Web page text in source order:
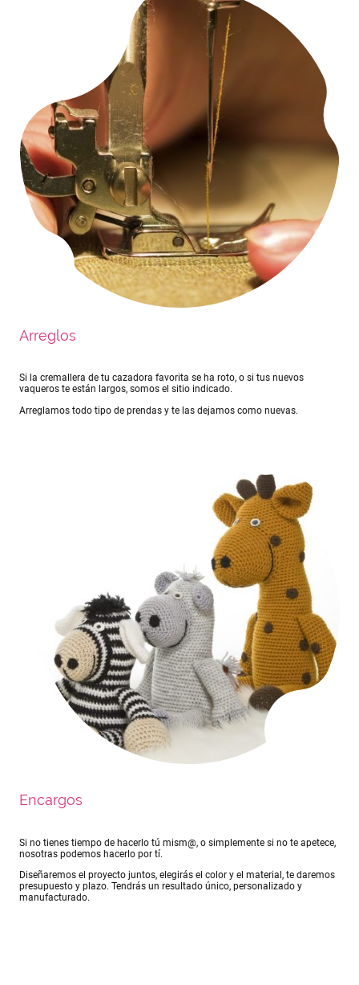
Arreglos
Si la cremallera de tu cazadora favorita se ha roto, o si tus nuevos
vaqueros te están largos, somos el sitio indicado.
Arreglamos todo tipo de prendas y te las dejamos como nuevas.
Encargos
Si no tienes tiempo de hacerlo tú mism@, o simplemente si no te apetece,
nosotras podemos hacerlo por tí.
Diseñaremos el proyecto juntos, elegirás el color y el material, te daremos
presupuesto y plazo. Tendrás un resultado único, personalizado y
manufacturado.